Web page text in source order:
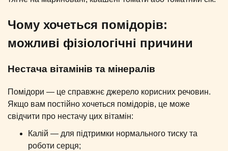
Чому хочеться помідорів:
можливі фізіологічні причини
Нестача вітамінів та мінералів
Помідори — це справжнє джерело корисних речовин.
Якщо вам постійно хочеться помідорів, це може
свідчити про нестачу цих вітамін:
Калій — для підтримки нормального тиску та
роботи серця;